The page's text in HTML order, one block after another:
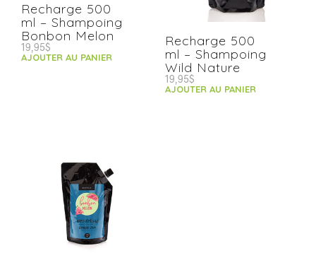
Recharge 500
ml – Shampoing
Bonbon Melon
19,95$
AJOUTER AU PANIER
Recharge 500
ml – Shampoing
Wild Nature
19,95$
AJOUTER AU PANIER